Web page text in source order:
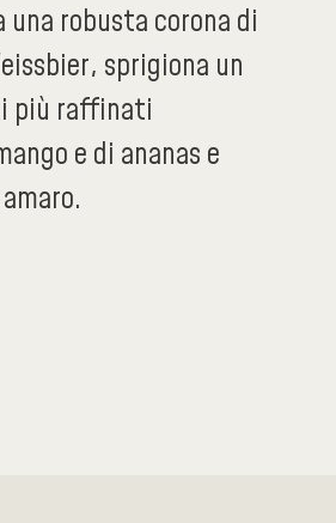
robusta corona di
sprigiona un
più raffinati
e di ananas e